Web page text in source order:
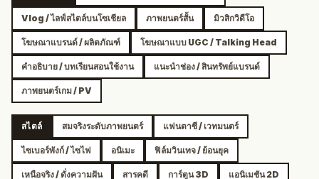
Vlog / ไลฟ์สไตล์บนโซเชียล ภาพยนตร์สั้น มิวสิกวิดีโอ
โฆษณาแบรนด์ / ผลิตภัณฑ์ โฆษณาแบบ UGC / Talking Head
คำอธิบาย / บทเรียนสอนใช้งาน แนะนำช่อง / สินทรัพย์แบรนด์
ภาพยนตร์เกม / PV
สไตล์ สมจริงระดับภาพยนตร์ แฟนตาซี / เวทมนตร์
ไซเบอร์พังก์ / ไซไฟ อนิเมะ ฟิล์มวินเทจ / ย้อนยุค
เหนือจริง / ดั่งความฝัน สารคดี การ์ตูน 3D แอนิเมชัน 2D